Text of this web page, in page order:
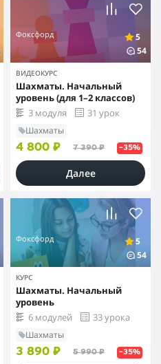
Фоксфорд
5
54
ВИДЕОКУРС
Шахматы. Начальный
уровень (для 1–2 классов)
3 модуля
31 урок
Шахматы
4 800 ₽ 7 390 ₽ –35%
Далее
Фоксфорд
5
54
КУРС
Шахматы. Начальный
уровень
6 модулей
33 урока
Шахматы
3 890 ₽ 5 990 ₽ –35%